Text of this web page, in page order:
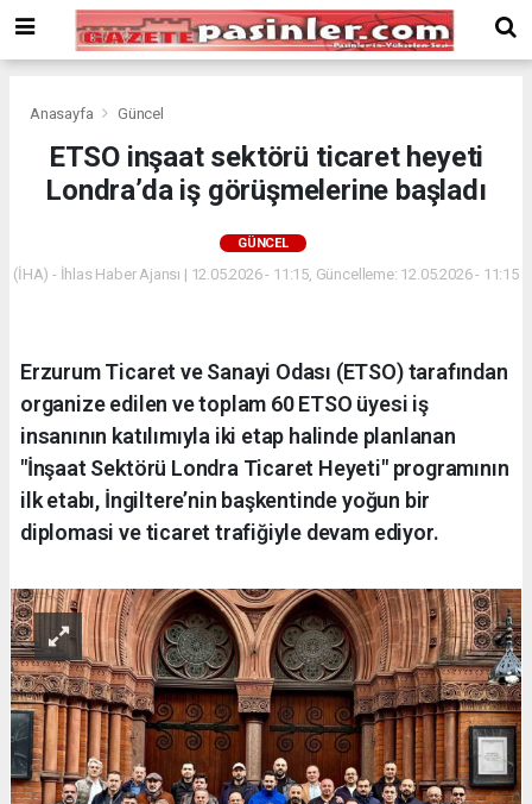
Bonusu
Veren
deneme
siteler
Veren
Anasayfa Güncel
ETSO inşaat sektörü ticaret heyeti
Londra’da iş görüşmelerine başladı
GÜNCEL
(İHA) - İhlas Haber Ajansı | 12.05.2026 - 11:15, Güncelleme: 12.05.2026 - 11:15
Erzurum Ticaret ve Sanayi Odası (ETSO) tarafından
organize edilen ve toplam 60 ETSO üyesi iş
insanının katılımıyla iki etap halinde planlanan
"İnşaat Sektörü Londra Ticaret Heyeti" programının
ilk etabı, İngiltere’nin başkentinde yoğun bir
diplomasi ve ticaret trafiğiyle devam ediyor.